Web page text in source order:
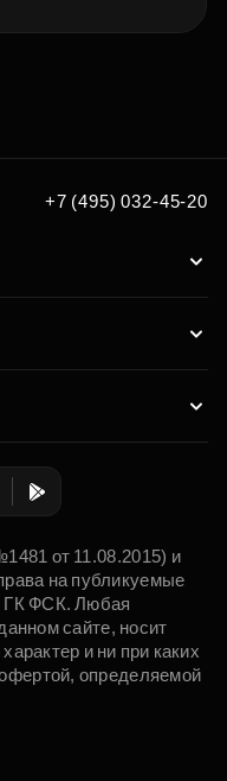
+7 (495) 032-45-20
от 11.08.2015) и
на публикуемые
ГК ФСК. Любая
сайте, носит
и ни при каких
определяемой